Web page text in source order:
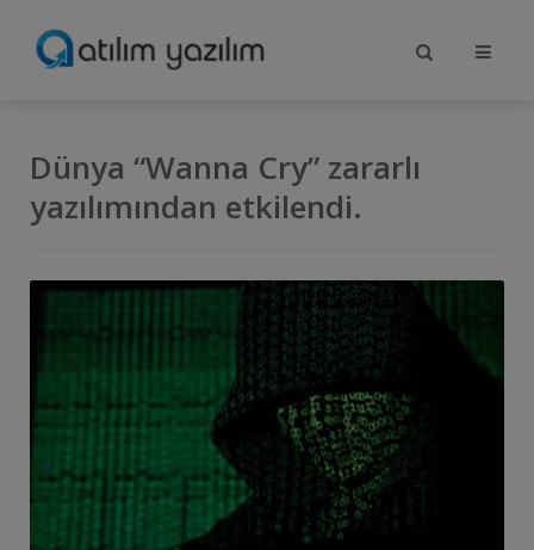
Dünya “Wanna Cry” zararlı
yazılımından etkilendi.